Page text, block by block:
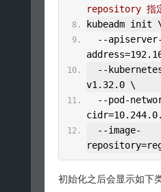
repository 指定
kubeadm init \
--apiserver-
address=
--
v1 . 32.0 \
--pod -
cidr=10.244.
--image-
repository=
初始化之后会显示如下